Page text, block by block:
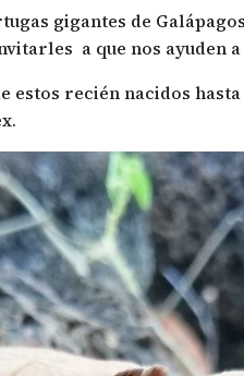
gigantes de
a que nos ayuden
recién nacidos